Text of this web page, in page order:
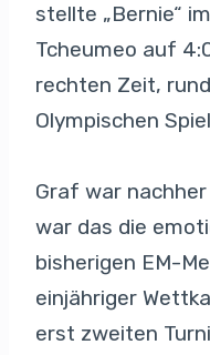
stellte „Bernie“
Tcheumeo auf
rechten Zeit,
Olympischen
Graf war
war das die
bisherigen EM-
einjähriger
erst zweiten